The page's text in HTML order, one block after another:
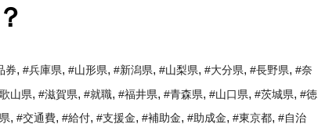
券, #兵庫県, #山形県, #新潟県, #山梨県, #大分県, #長野県, #奈
山県, #滋賀県, #就職, #福井県, #青森県, #山口県, #茨城県, #徳
, #交通費, #給付, #支援金, #補助金, #助成金, #東京都, #自治